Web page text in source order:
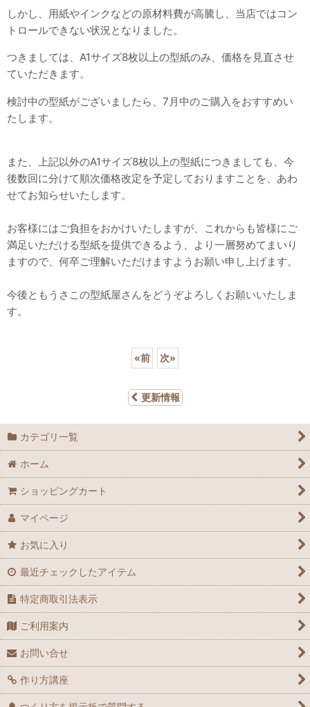
しかし、用紙やインクなどの原材料費が高騰し、当店ではコン
トロールできない状況となりました。
つきましては、A1サイズ8枚以上の型紙のみ、価格を見直させ
ていただきます。
検討中の型紙がございましたら、7月中のご購入をおすすめい
たします。
また、上記以外のA1サイズ8枚以上の型紙につきましても、今
後数回に分けて順次価格改定を予定しておりますことを、あわ
せてお知らせいたします。
お客様にはご負担をおかけいたしますが、これからも皆様にご
満足いただける型紙を提供できるよう、より一層努めてまいり
ますので、何卒ご理解いただけますようお願い申し上げます。
今後ともうさこの型紙屋さんをどうぞよろしくお願いいたしま
す。
«前 次»
更新情報
カテゴリ一覧
ホーム
ショッピングカート
マイページ
お気に入り
最近チェックしたアイテム
特定商取引法表示
ご利用案内
お問い合せ
作り方講座